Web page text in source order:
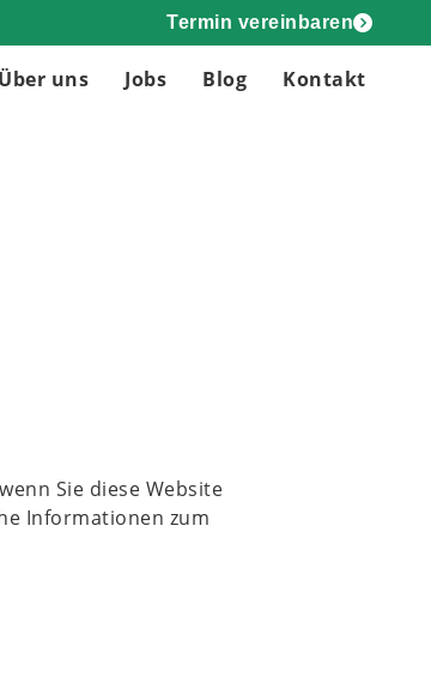
Termin vereinbaren
Über uns Jobs Blog Kontakt
Sie diese Website
Informationen zum